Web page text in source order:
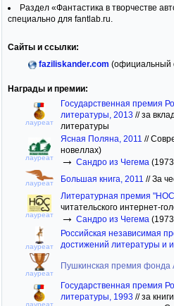
Раздел «Фантастика в творчестве
специально для fantlab.ru.
Сайты и ссылки:
faziliskander.com (официальный
Награды и премии:
лауреат
Государственная премия
литературы, 2013 //за
литературы
лауреат
Ясная Поляна, 2011 //
новеллах)
→ Сандро из Чегема
лауреат Большая книга, 2011 //За
лауреат
Литературная премия
читательского интернет-
→ Сандро из Чегема
лауреат
Российская независимая
достижений литературы и
лауреат
Пушкинская премия фонда
лауреат
Государственная премия
литературы, 1993 //за